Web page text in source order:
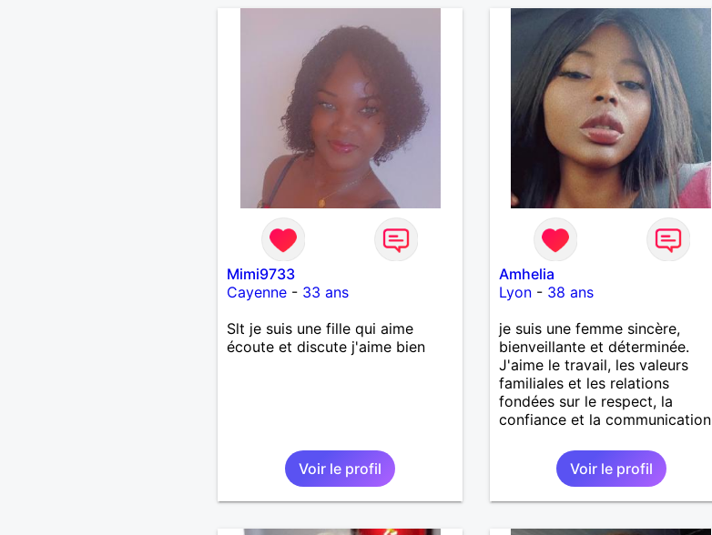
Mimi9733
Cayenne- 33 ans
Slt je suis une fille qui aime
écoute et discute j'aime bien
Voir le profil
Amhelia
Lyon- 38 ans
je suis une femme sincère,
bienveillante et déterminée.
J'aime le travail, les valeurs
familiales et les relations
fondées sur le respect, la
confiance et la communication
Voir le profil